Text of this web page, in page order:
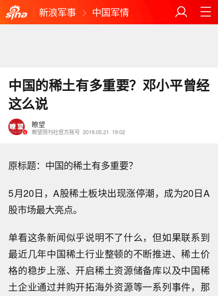
新浪军事 中国军情
中国的稀土有多重要？邓小平曾经
这么说
瞭望
瞭望周刊社官方账号 2019.05.21 19:02
原标题：中国的稀土有多重要？
5月20日，A股稀土板块出现涨停潮，成为20日A
股市场最大亮点。
单看这条新闻似乎说明不了什么，但如果联系到
最近几年中国稀土行业整顿的不断推进、稀土价
格的稳步上涨、开启稀土资源储备库以及中国稀
土企业通过并购开拓海外资源等一系列事件，那